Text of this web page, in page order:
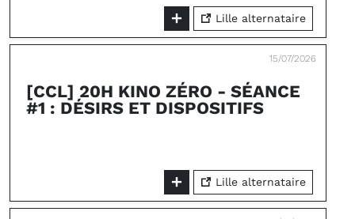
Lille alternataire
15/07/2026
[CCL] 20H KINO ZÉRO - SÉANCE
#1 : DÉSIRS ET DISPOSITIFS
Lille alternataire